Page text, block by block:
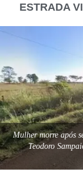
ESTRADA
Mulher morre após
Teodoro